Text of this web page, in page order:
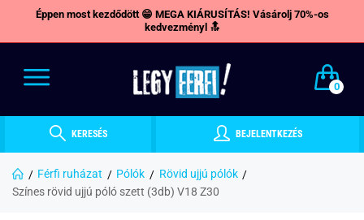
Éppen most kezdődött 😁 MEGA KIÁRUSÍTÁS! Vásárolj 70%-os
kedvezményl 🔝
0
KERESÉS BEJELENTKEZÉS
Férfi ruházat Pólók
Rövid ujjú pólók
Színes rövid ujjú póló szett (3db) V18 Z30